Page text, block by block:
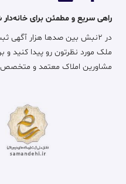
راهی سریع و مطمئن برای
در ۲نبش بین صدها هزار
ملک مورد نظرتون رو پیدا کنید و
مشاورین املاک معتمد و متخصص